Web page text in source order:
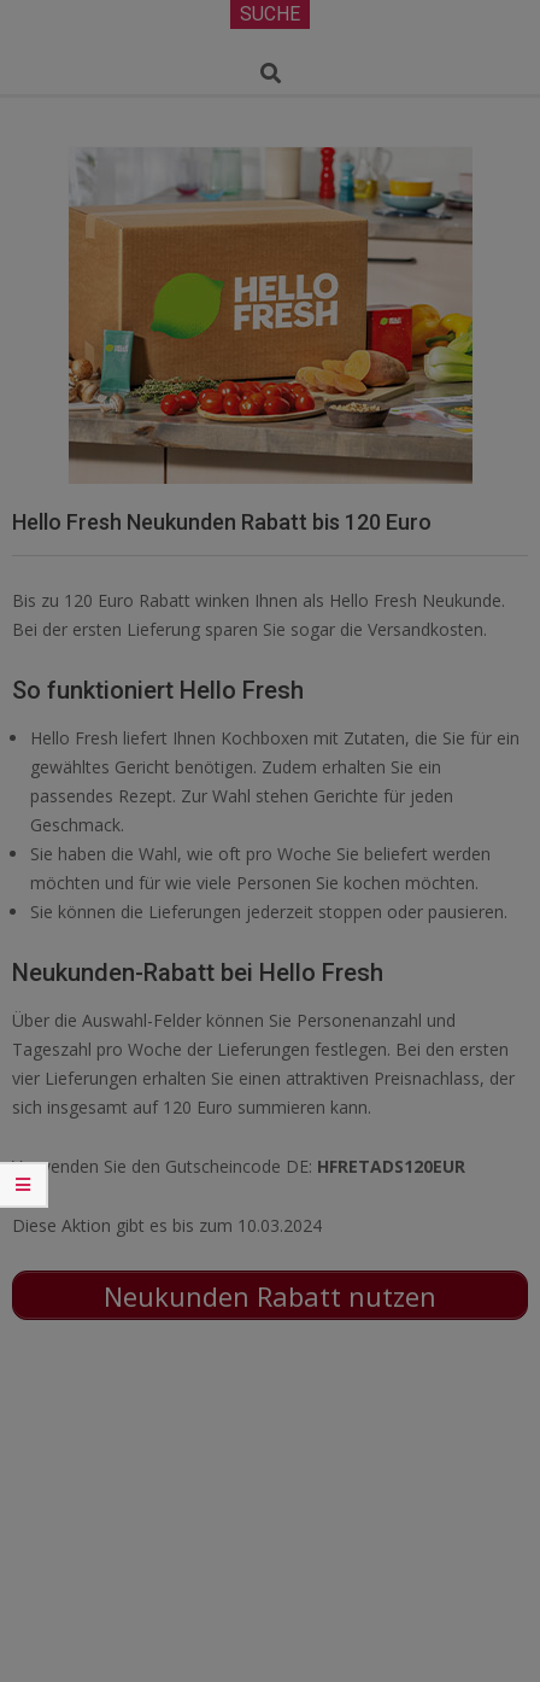
SUCHE
Search
Hello Fresh Neukunden Rabatt bis 120 Euro
Bis zu 120 Euro Rabatt winken Ihnen als Hello Fresh Neukunde.
Bei der ersten Lieferung sparen Sie sogar die Versandkosten.
So funktioniert Hello Fresh
Hello Fresh liefert Ihnen Kochboxen mit Zutaten, die Sie für ein
gewähltes Gericht benötigen. Zudem erhalten Sie ein
passendes Rezept. Zur Wahl stehen Gerichte für jeden
Geschmack.
Sie haben die Wahl, wie oft pro Woche Sie beliefert werden
möchten und für wie viele Personen Sie kochen möchten.
Sie können die Lieferungen jederzeit stoppen oder pausieren.
Neukunden-Rabatt bei Hello Fresh
Über die Auswahl-Felder können Sie Personenanzahl und
Tageszahl pro Woche der Lieferungen festlegen. Bei den ersten
vier Lieferungen erhalten Sie einen attraktiven Preisnachlass, der
sich insgesamt auf 120 Euro summieren kann.
Verwenden Sie den Gutscheincode DE: HFRETADS120EUR
Diese Aktion gibt es bis zum 10.03.2024
Neukunden Rabatt nutzen